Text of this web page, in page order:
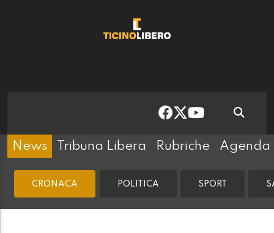
News Tribuna Libera Rubriche Agenda
CRONACA POLITICA SPORT